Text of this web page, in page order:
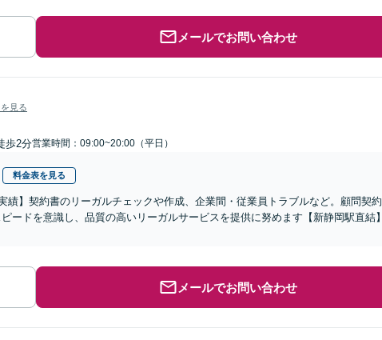
メールでお問い合わせ
見る
歩2分営業時間：09:00~20:00（平日）
料金表を見る
績】契約書のリーガルチェックや作成、企業間・従業員トラブルなど。顧問契約
ードを意識し、品質の高いリーガルサービスを提供に努めます【新静岡駅直結】
メールでお問い合わせ